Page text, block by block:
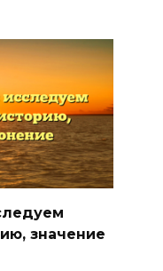
значение